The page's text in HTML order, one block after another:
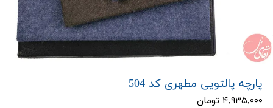
پارچه پالتویی مطهری کد 504
۴,۹۳۵,۰۰۰ تومان